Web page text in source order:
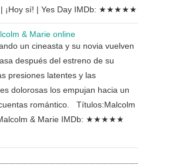
| ¡Hoy sí! | Yes Day IMDb: ★★★★★
& Marie online
un cineasta y su novia vuelven
después del estreno de su
presiones latentes y las
dolorosas los empujan hacia un
romántico. Títulos:Malcolm
& Marie IMDb: ★★★★★